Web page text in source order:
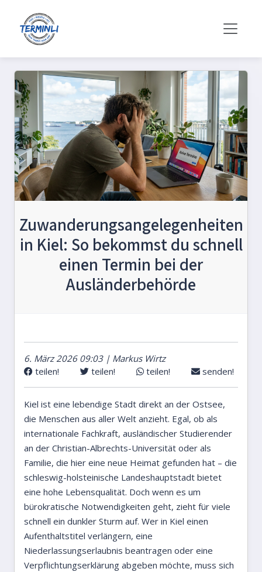
Zuwanderungsangelegenheiten
in Kiel: So bekommst du schnell
einen Termin bei der
Ausländerbehörde
6. März 2026 09:03 | Markus Wirtz
teilen!
teilen! teilen! senden!
Kiel ist eine lebendige Stadt direkt an der Ostsee,
die Menschen aus aller Welt anzieht. Egal, ob als
internationale Fachkraft, ausländischer Studierender
an der Christian-Albrechts-Universität oder als
Familie, die hier eine neue Heimat gefunden hat – die
schleswig-holsteinische Landeshauptstadt bietet
eine hohe Lebensqualität. Doch wenn es um
bürokratische Notwendigkeiten geht, zieht für viele
schnell ein dunkler Sturm auf. Wer in Kiel einen
Aufenthaltstitel verlängern, eine
Niederlassungserlaubnis beantragen oder eine
Verpflichtungserklärung abgeben möchte, muss sich